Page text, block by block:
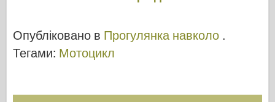
мотоциклів
–
Прогулянка
Опубліковано в Прогулянка навколо .
Тегами: Мотоцикл